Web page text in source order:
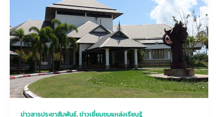
ข่าวสารประชาสัมพันธ์,ข่าวเยี่ยมชมแหล่งเรียนรู้